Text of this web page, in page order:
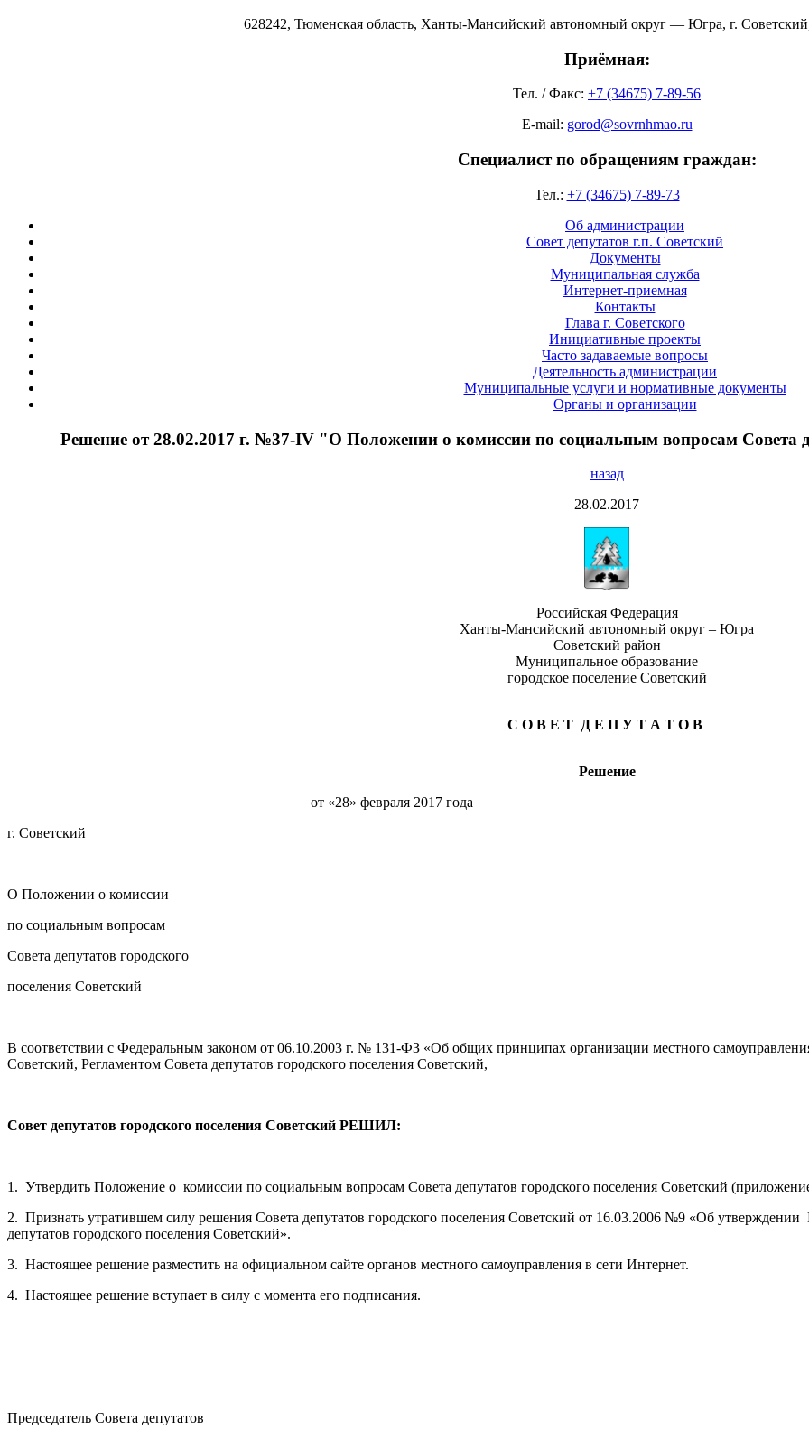
628242, Тюменская область, Ханты-Мансийский автономный округ — Югра, г.
Приёмная:
Тел. / Факс: +7 (34675) 7-89-56
E-mail: gorod@sovrnhmao.ru
Специалист по обращениям граждан:
Тел.: +7 (34675) 7-89-73
Об администрации
Совет депутатов г.п. Советский
Документы
Муниципальная служба
Интернет-приемная
Контакты
Глава г. Советского
Инициативные проекты
Часто задаваемые вопросы
Деятельность администрации
Муниципальные услуги и нормативные документы
Органы и организации
Решение от 28.02.2017 г. №37-IV "О Положении о комиссии по социальным вопросам Совета
назад
28.02.2017
Российская Федерация
Ханты-Мансийский автономный округ – Югра
Советский район
Муниципальное образование
городское поселение Советский
С О В Е Т Д Е П У Т А Т О В
Решение
от «28» февраля 2017 года
г. Советский
О Положении о комиссии
по социальным вопросам
Совета депутатов городского
поселения Советский
В соответствии с Федеральным законом от 06.10.2003 г. № 131-ФЗ «Об общих принципах организации местного
Советский, Регламентом Совета депутатов городского поселения Советский,
Совет депутатов городского поселения Советский РЕШИЛ:
1. Утвердить Положение о комиссии по социальным вопросам Совета депутатов городского поселения Советский
2. Признать утратившем силу решения Совета депутатов городского поселения Советский от 16.03.2006 №9 «Об
депутатов городского поселения Советский».
3. Настоящее решение разместить на официальном сайте органов местного самоуправления в сети Интернет.
4. Настоящее решение вступает в силу с момента его подписания.
Председатель Совета депутатов